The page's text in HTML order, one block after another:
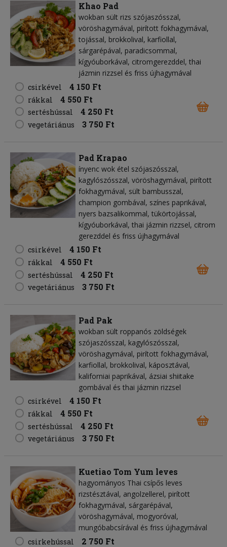
Khao Pad
wokban sült rizs szójaszósszal,
vöröshagymával, pirított fokhagymával,
tojással, brokkolival, karfiollal,
sárgarépával, paradicsommal,
kígyóuborkával, citromgerezddel, thai
jázmin rizzsel és friss újhagymával
csirkével
4 150 Ft
rákkal 4 550 Ft
sertéshússal 4 250 Ft
vegetáriánus 3 750 Ft
Pad Krapao
ínyenc wok étel szójaszósszal,
kagylószósszal, vöröshagymával, pirított
fokhagymával, sült bambusszal,
champion gombával, színes paprikával,
nyers bazsalikommal, tükörtojással,
kígyóuborkával, thai jázmin rizzsel, citrom
gerezddel és friss újhagymával
csirkével
4 150 Ft
rákkal 4 550 Ft
sertéshússal 4 250 Ft
vegetáriánus 3 750 Ft
Pad Pak
wokban sült roppanós zöldségek
szójaszósszal, kagylószósszal,
vöröshagymával, pirított fokhagymával,
karfiollal, brokkolival, káposztával,
kaliforniai paprikával, ázsiai shiitake
gombával és thai jázmin rizzsel
csirkével
4 150 Ft
rákkal 4 550 Ft
sertéshússal 4 250 Ft
vegetáriánus 3 750 Ft
Kuetiao Tom Yum leves
hagyományos Thai csípős leves
rizstésztával, angolzellerel, pirított
fokhagymával, sárgarépával,
vöröshagymával, mogyoróval,
mungóbabcsírával és friss újhagymával
csirkehússal
2 750 Ft